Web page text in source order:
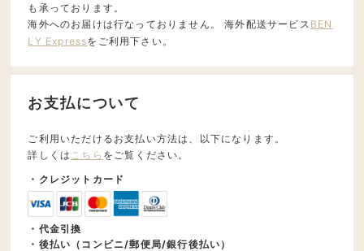
も承っております。
海外へのお届けは行なっておりません。 海外配送サービス BEN
LY Expressをご利用下さい。
お支払について
ご利用いただけるお支払い方法は、以下になります。
詳しくは こちら をご覧ください。
・クレジットカード
・代金引換
・後払い（コンビニ/郵便局/銀行後払い）